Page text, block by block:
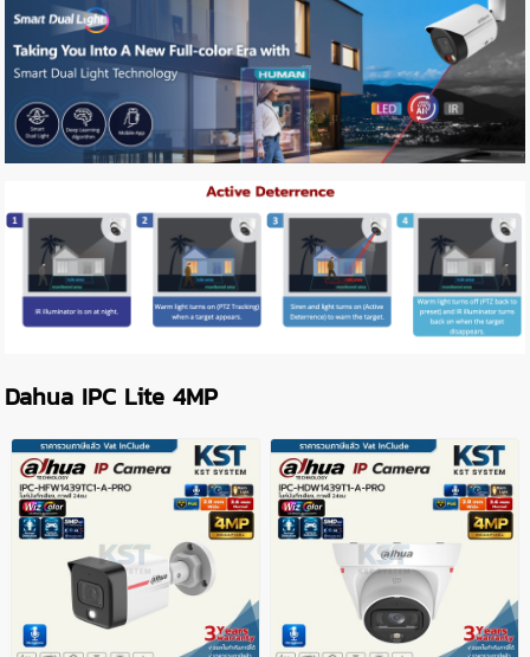
Dahua IPC Lite 4MP